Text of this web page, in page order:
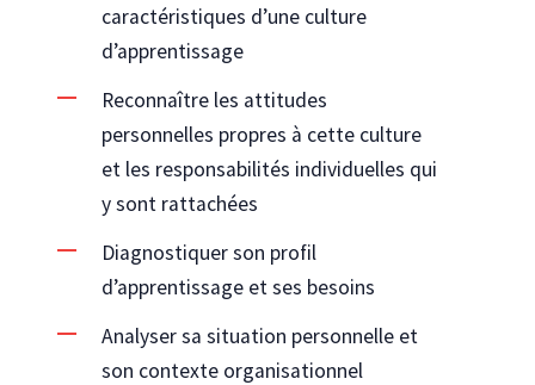
caractéristiques d’une culture
d’apprentissage
Reconnaître les attitudes
personnelles propres à cette culture
et les responsabilités individuelles qui
y sont rattachées
Diagnostiquer son profil
d’apprentissage et ses besoins
Analyser sa situation personnelle et
son contexte organisationnel